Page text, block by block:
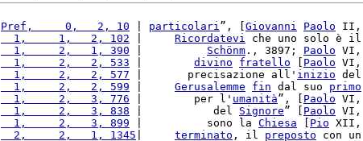
Pref,     0,   2, 10 particolari”, [ Giovanni Paolo II,
  1,     1,   2, 102
Ricordatevi che uno solo è il
  1,     2,   1, 390
Schönm ., 3897; Paolo VI,
  1,     2,   2, 533
divino fratello Paolo VI,
  1,     2,   2, 577
|       precisazione all' inizio del
  1,     2,   2, 599
Gerusalemme fin dal suo primo
  1,     2,   3, 776
|        per l' umanità”, [ Paolo VI,
  1,     2,   3, 838
|           del Signore” [ Paolo VI,
  1,     2,   3, 899
|          sono la Chiesa Pio XII,
  2,     2,   1, 1345
terminato , il preposto con un